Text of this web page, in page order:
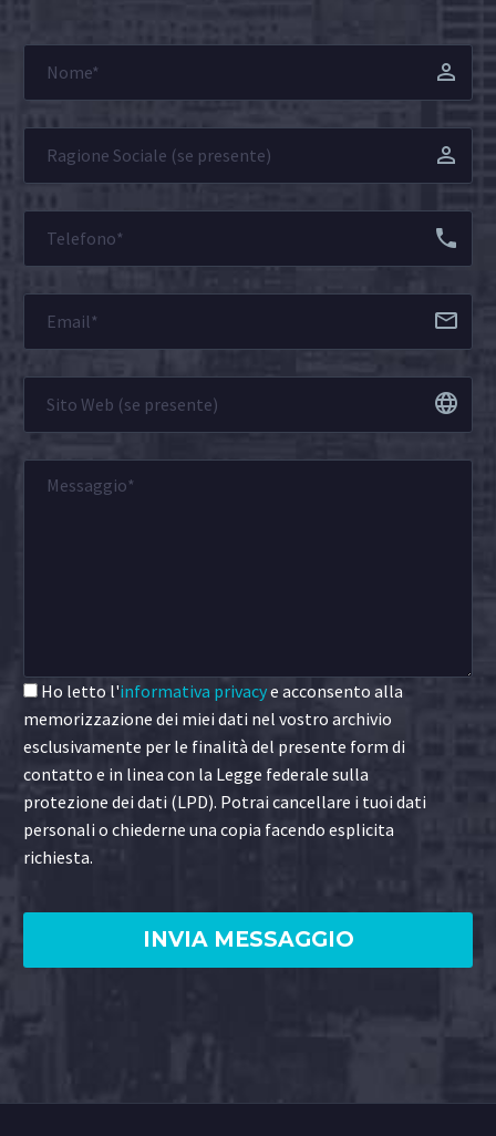
Ho letto l'informativa privacye acconsento alla
memorizzazione dei miei dati nel vostro archivio
esclusivamente per le finalità del presente form di
contatto e in linea con la Legge federale sulla
protezione dei dati (LPD). Potrai cancellare i tuoi dati
personali o chiederne una copia facendo esplicita
richiesta.